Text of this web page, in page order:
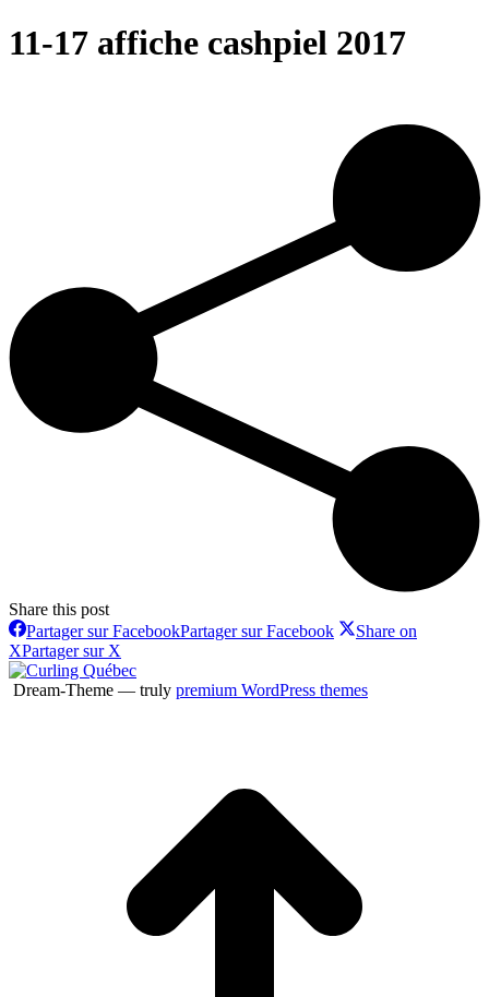
11-17 affiche cashpiel 2017
Share this post
Partager sur FacebookPartager sur Facebook
Share on
XPartager sur X
Dream-Theme — truly premium WordPress themes